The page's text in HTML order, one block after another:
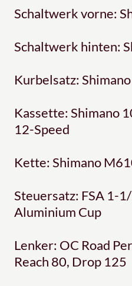
Schaltwerk vorne:
Schaltwerk hinten:
Kurbelsatz:
Kassette: Shimano
12-Speed
Kette: Shimano
Steuersatz: FSA 1-
Aluminium Cup
Lenker: OC Road
Reach 80, Drop 125